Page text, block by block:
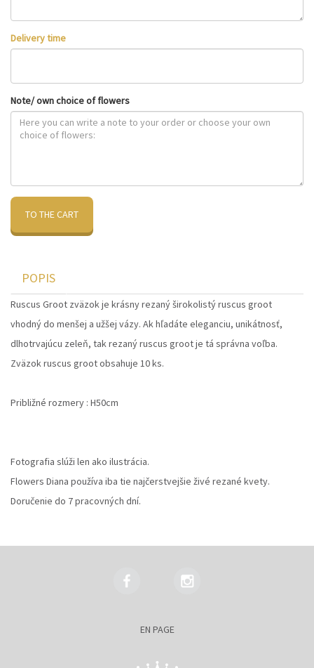
Delivery time
Note/ own choice of flowers
TO THE CART
POPIS
Ruscus Groot zväzok je krásny rezaný širokolistý ruscus groot
vhodný do menšej a užšej vázy. Ak hľadáte eleganciu, unikátnosť,
dlhotrvajúcu zeleň, tak rezaný ruscus groot je tá správna voľba.
Zväzok ruscus groot obsahuje 10 ks.
Približné rozmery : H50cm
Fotografia slúži len ako ilustrácia.
Flowers Diana používa iba tie najčerstvejšie živé rezané kvety.
Doručenie do 7 pracovných dní.
EN PAGE